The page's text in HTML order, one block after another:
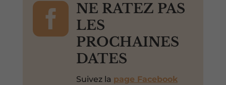

NE RATEZ PAS
LES
PROCHAINES
DATES
Suivez la page Facebook